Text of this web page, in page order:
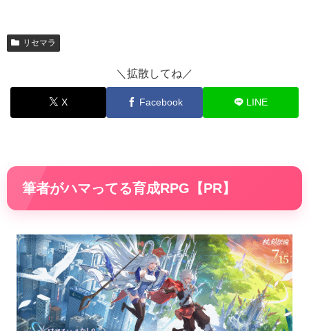
リセマラ
＼拡散してね／
X Facebook LINE
筆者がハマってる育成RPG【PR】